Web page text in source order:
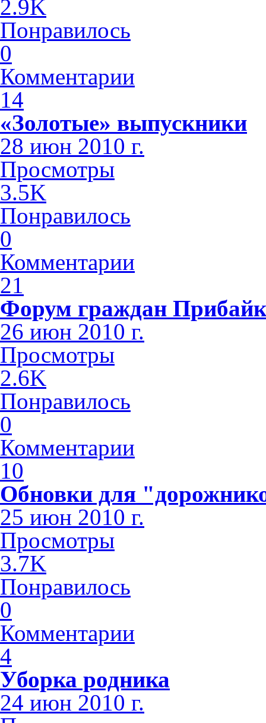
2.9K
Понравилось
0
Комментарии
14
«Золотые» выпускники
28 июн 2010 г.
Просмотры
3.5K
Понравилось
0
Комментарии
21
Форум граждан
26 июн 2010 г.
Просмотры
2.6K
Понравилось
0
Комментарии
10
Обновки для
25 июн 2010 г.
Просмотры
3.7K
Понравилось
0
Комментарии
4
Уборка родника
24 июн 2010 г.